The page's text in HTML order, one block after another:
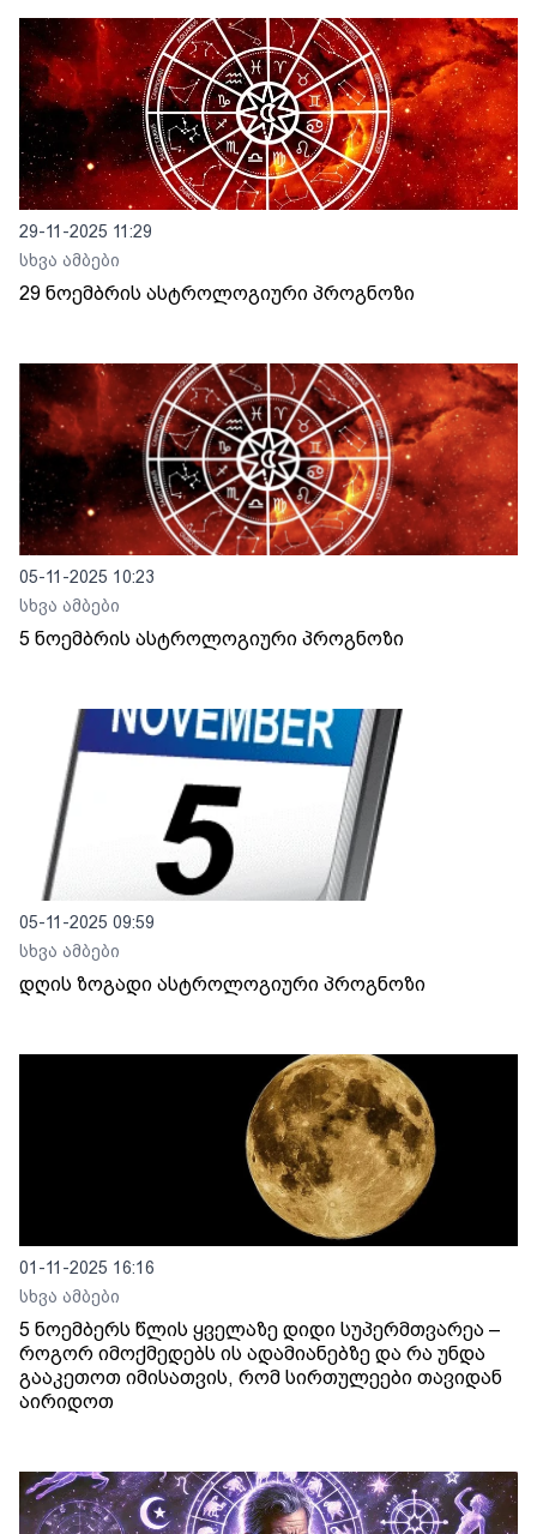
29-11-2025 11:29
სხვა ამბები
29 ნოემბრის ასტროლოგიური პროგნოზი
05-11-2025 10:23
სხვა ამბები
5 ნოემბრის ასტროლოგიური პროგნოზი
05-11-2025 09:59
სხვა ამბები
დღის ზოგადი ასტროლოგიური პროგნოზი
01-11-2025 16:16
სხვა ამბები
5 ნოემბერს წლის ყველაზე დიდი სუპერმთვარეა –
როგორ იმოქმედებს ის ადამიანებზე და რა უნდა
გააკეთოთ იმისათვის, რომ სირთულეები თავიდან
აირიდოთ